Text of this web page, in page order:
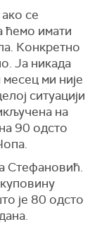
се
ћемо имати
Конкретно
Ја никада
ми није
ситуацији
на
90 одсто
Стефановић.
је 80 одсто